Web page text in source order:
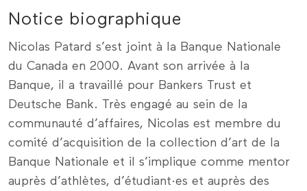
Notice biographique
Nicolas Patard s’est joint à la Banque Nationale
du Canada en 2000. Avant son arrivée à la
Banque, il a travaillé pour Bankers Trust et
Deutsche Bank. Très engagé au sein de la
communauté d’affaires, Nicolas est membre du
comité d’acquisition de la collection d’art de la
Banque Nationale et il s’implique comme mentor
auprès d’athlètes, d’étudiant·es et auprès des